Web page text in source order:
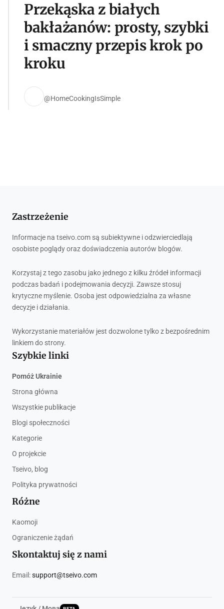
Przekąska z białych
bakłażanów: prosty, szybki
i smaczny przepis krok po
kroku
@HomeCookingIsSimple
Zastrzeżenie
Informacje na tseivo.com są subiektywne i odzwierciedlają
osobiste poglądy oraz doświadczenia autorów blogów.
Korzystaj z tego zasobu jako jednego z kilku źródeł informacji
podczas badań i podejmowania decyzji. Zawsze stosuj
krytyczne myślenie. Osoba jest odpowiedzialna za własne
decyzje i działania.
Wykorzystanie materiałów jest dozwolone tylko z bezpośrednim
linkiem do strony.
Szybkie linki
Pomóż Ukrainie
Strona główna
Wszystkie publikacje
Blogi społeczności
Kategorie
O projekcie
Tseivo, blog
Polityka prywatności
Różne
Kaomoji
Ograniczenie żądań
Skontaktuj się z nami
Email:support@tseivo.com